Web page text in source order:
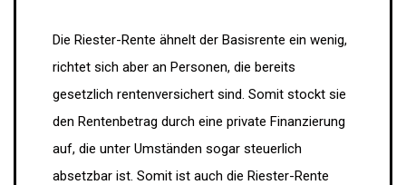
Die Riester-Rente ähnelt der Basisrente ein wenig,
richtet sich aber an Personen, die bereits
gesetzlich rentenversichert sind. Somit stockt sie
den Rentenbetrag durch eine private Finanzierung
auf, die unter Umständen sogar steuerlich
absetzbar ist. Somit ist auch die Riester-Rente